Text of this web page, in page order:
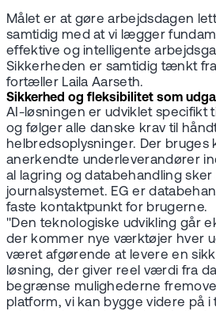
Målet er at gøre arbejdsdagen
samtidig med at vi lægger
effektive og intelligente
Sikkerheden er samtidig tænkt
fortæller Laila Aarseth.
Sikkerhed og fleksibilitet som
AI-løsningen er udviklet specifikt
og følger alle danske krav til
helbredsoplysninger. Der bruges
anerkendte underleverandører
al lagring og databehandling
journalsystemet. EG er
faste kontaktpunkt for brugerne.
"Den teknologiske udvikling går
der kommer nye værktøjer hver
været afgørende at levere en
løsning, der giver reel værdi fra
begrænse mulighederne
platform, vi kan bygge videre på i